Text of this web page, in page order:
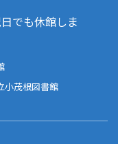
でも休館しま
小茂根図書館